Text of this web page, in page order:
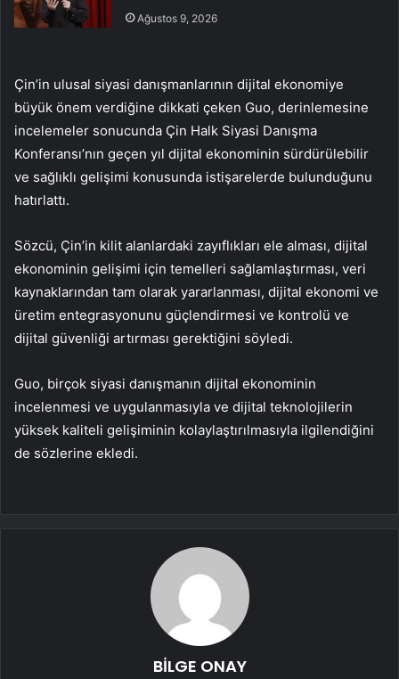
Ağustos 9, 2026
Çin’in ulusal siyasi danışmanlarının dijital ekonomiye
büyük önem verdiğine dikkati çeken Guo, derinlemesine
incelemeler sonucunda Çin Halk Siyasi Danışma
Konferansı’nın geçen yıl dijital ekonominin sürdürülebilir
ve sağlıklı gelişimi konusunda istişarelerde bulunduğunu
hatırlattı.
Sözcü, Çin’in kilit alanlardaki zayıflıkları ele alması, dijital
ekonominin gelişimi için temelleri sağlamlaştırması, veri
kaynaklarından tam olarak yararlanması, dijital ekonomi ve
üretim entegrasyonunu güçlendirmesi ve kontrolü ve
dijital güvenliği artırması gerektiğini söyledi.
Guo, birçok siyasi danışmanın dijital ekonominin
incelenmesi ve uygulanmasıyla ve dijital teknolojilerin
yüksek kaliteli gelişiminin kolaylaştırılmasıyla ilgilendiğini
de sözlerine ekledi.
BİLGE ONAY